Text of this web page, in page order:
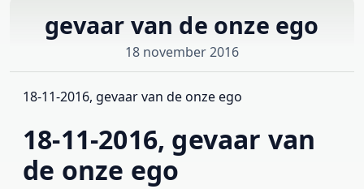
gevaar van de onze ego
18 november 2016
18-11-2016, gevaar van de onze ego
18-11-2016, gevaar van
de onze ego